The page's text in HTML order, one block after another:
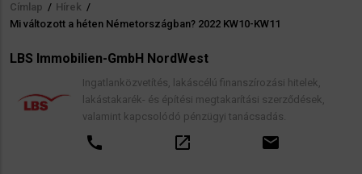
Morzsa
Címlap / Hírek /
Mi változott a héten Németországban? 2022 KW10-KW11
LBS Immobilien-GmbH NordWest
Ingatlanközvetítés, lakáscélú finanszírozási hitelek,
lakástakarék- és építési megtakarítási szerződések,
valamint kapcsolódó pénzügyi tanácsadás.
call open_in_new email